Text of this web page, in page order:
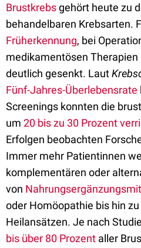
Brustkrebsgehört heute zu
behandelbaren Krebsarten.
Früherkennung, bei
medikamentösen
deutlich gesenkt. Laut
Fünf-Jahres-Überlebensrate
Screenings konnten die
um 20 bis zu 30 Prozent
Erfolgen beobachten
Immer mehr Patientinnen
komplementären oder
von
oder Homöopathie bis hin
Heilansätzen. Je nach
bis über 80 Prozent aller